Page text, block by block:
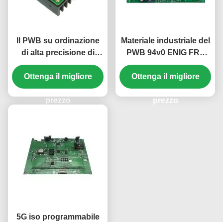
Il PWB su ordinazione
di alta precisione di
SME PCBA 1.6mm
HASL nichela FR-4 in
vetro epossidico
Ottenga il migliore
prezzo
Materiale industriale del
PWB 94v0 ENIG FR4
della scheda madre di
controllo PCBA
Ottenga il migliore
prezzo
5G iso programmabile